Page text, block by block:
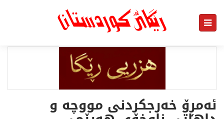
ئەمڕۆ خەرجکردنی مووچە و